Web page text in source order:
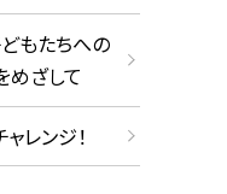
もたちへの
めざして
レンジ！